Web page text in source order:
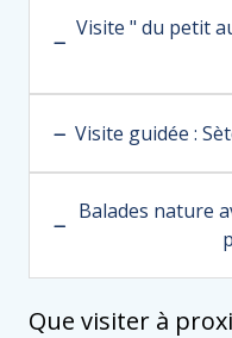
Visite " du petit
Visite guidée :
Balades nature
Que visiter à